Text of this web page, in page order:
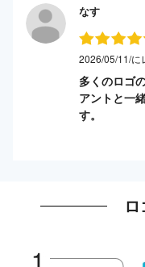
なす
2026/05/11/に
多くのロゴ
アントと一
す。